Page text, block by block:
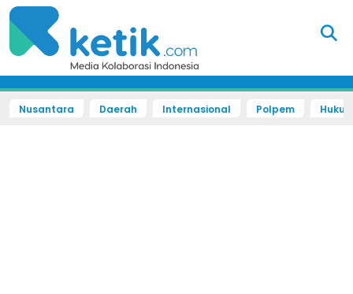
Nusantara Daerah Internasional Polpem